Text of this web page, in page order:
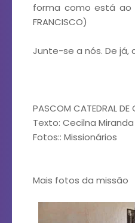
forma como está ao
FRANCISCO)
Junte-se a nós. De já,
PASCOM CATEDRAL
Texto: Cecilna
Fotos:: Missionários
Mais fotos da missão